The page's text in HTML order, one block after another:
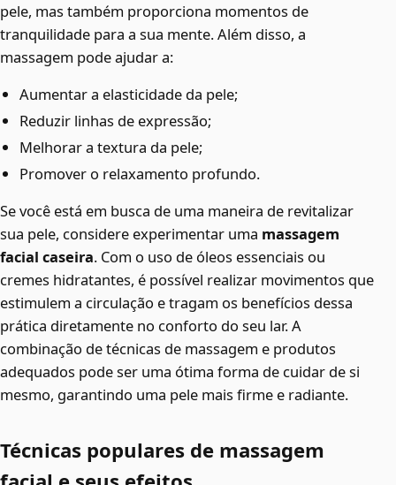
pele, mas também proporciona momentos de
tranquilidade para a sua mente. Além disso, a
massagem pode ajudar a:
Aumentar a elasticidade da pele;
Reduzir linhas de expressão;
Melhorar a textura da pele;
Promover o relaxamento profundo.
Se você está em busca de uma maneira de revitalizar
sua pele, considere experimentar uma massagem
facial caseira. Com o uso de óleos essenciais ou
cremes hidratantes, é possível realizar movimentos que
estimulem a circulação e tragam os benefícios dessa
prática diretamente no conforto do seu lar. A
combinação de técnicas de massagem e produtos
adequados pode ser uma ótima forma de cuidar de si
mesmo, garantindo uma pele mais firme e radiante.
Técnicas populares de massagem